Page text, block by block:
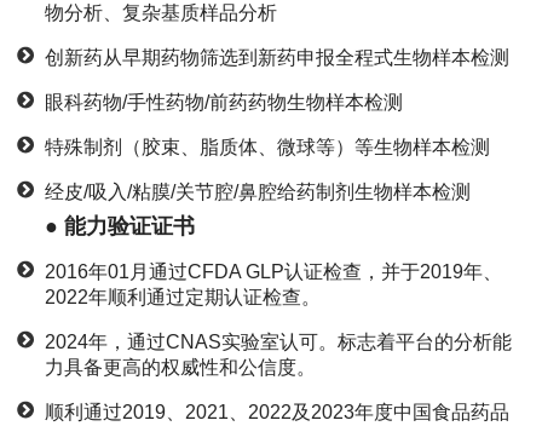
物分析、复杂基质样品分析
创新药从早期药物筛选到新药申报全程式生物样本检测
眼科药物/手性药物/前药药物生物样本检测
特殊制剂（胶束、脂质体、微球等）等生物样本检测
经皮/吸入/粘膜/关节腔/鼻腔给药制剂生物样本检测
● 能力验证证书
2016年01月通过CFDA GLP认证检查，并于2019年、
2022年顺利通过定期认证检查。
2024年，通过CNAS实验室认可。标志着平台的分析能
力具备更高的权威性和公信度。
顺利通过2019、2021、2022及2023年度中国食品药品